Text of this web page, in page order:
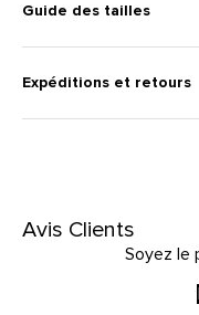
Guide des tailles
Expéditions et retours
Avis Clients
Soyez le